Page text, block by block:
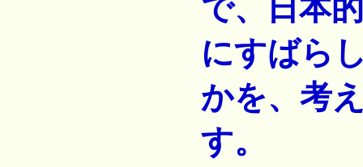
で、日本
にすばら
かを、考
す。